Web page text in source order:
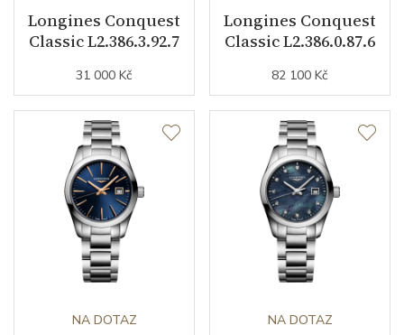
Longines Conquest
Classic L2.386.3.92.7
31 000 Kč
Longines Conquest
Classic L2.386.0.87.6
82 100 Kč
NA DOTAZ NA DOTAZ